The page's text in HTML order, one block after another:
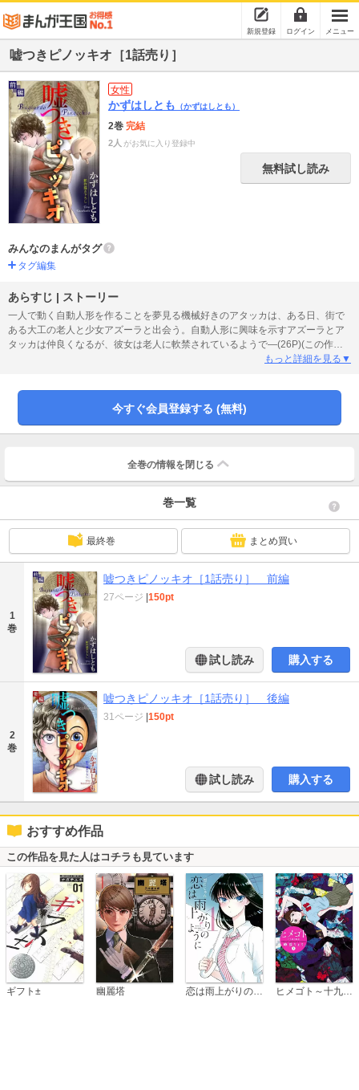
新規登録 ログイン メニュー
嘘つきピノッキオ［1話売り］
女性
かずはしとも （かずはしとも）
2巻 完結
2人 がお気に入り登録中
無料試し読み
みんなのまんがタグ
タグ編集
あらすじ | ストーリー
一人で動く自動人形を作ることを夢見る機械好きのアタッカは、ある日、街で
ある大工の老人と少女アズーラと出会う。自動人形に興味を示すアズーラとア
タッカは仲良くなるが、彼女は老人に軟禁されているようで―(26P)(この作品
はウェブ・マガジン：ホラー シルキー Vol.24に収録されています。重複購入
もっと詳細を見る▼
今すぐ会員登録する (無料)
全巻の情報を 閉じる
巻一覧
最終巻 まとめ買い
1
巻
嘘つきピノッキオ［1話売り］ 前編
27ページ 150pt
試し読み 購入する
2
巻
嘘つきピノッキオ［1話売り］ 後編
31ページ 150pt
試し読み 購入する
おすすめ作品
この作品を見た人はコチラも見ています
ギフト± 幽麗塔 恋は雨上がりのように ヒメゴト～十九歳の制服～